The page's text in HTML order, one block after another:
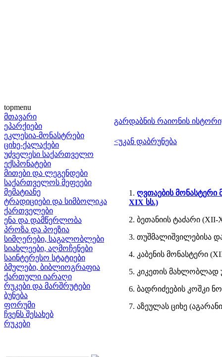
topmenu
მთავარი
ეპარქიები
ეკლესია-მონასტრები
ციხე-ქალაქები
უძველესი საქართველო
ექსპონატები
მითები და ლეგენდები
საქართველოს მეფეები
მემატიანე
ტრადიციები და სიმბოლიკა
ქართველები
ენა და დამწერლობა
პროზა და პოეზია
სიმღერები, საგალობლები
სიახლეები, აღმოჩენები
საინტერესო სტატიები
ბმულები, ბიბლიოგრაფია
ქართული იარაღი
რუკები და მარშრუტები
ბუნება
ფორუმი
ჩვენს შესახებ
რუკები
გარდაბნის რაიონის
<უკან დაბრუნება
1. ღვთაების
XIX სს.)
2. ბეთანიის ტაძარი (XII-
3. თუშმალიშვილებისა
4. კაბენის მონასტერი
5. კიკეთის მახლობლად
6. ბადრიძეების კოშკი
7. აზეულას ციხე